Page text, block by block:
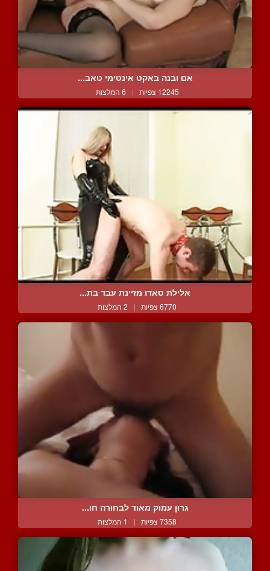
אם ובנה באקט אינטימי טאב...
12245 צפיות | 6 המלצות
אלילת סאדו מזיינת עבד בת...
6770 צפיות | 2 המלצות
גרון עמוק מאוד לבחורה חו...
7358 צפיות | 1 המלצות